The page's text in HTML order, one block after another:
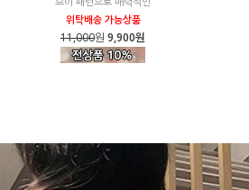
위탁배송 가능상품
11,000원 9,900원